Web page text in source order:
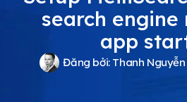
search engine
app
Đăng bởi: Thanh Nguyễn